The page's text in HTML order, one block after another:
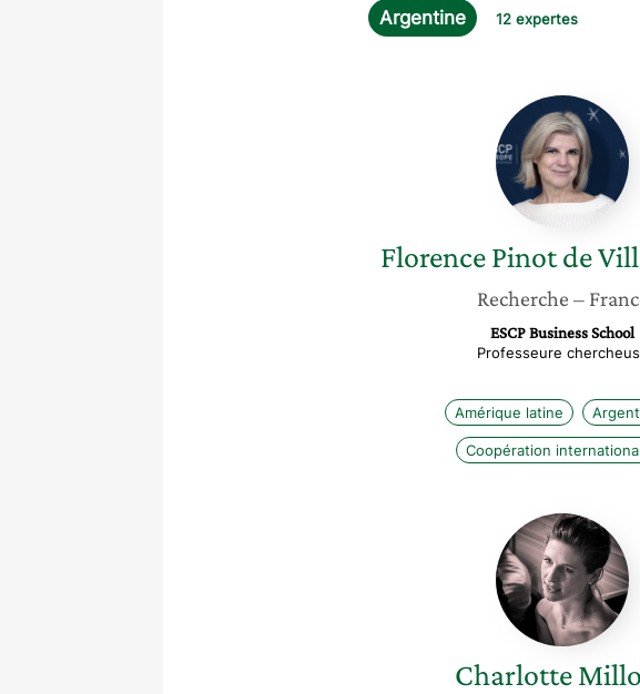
Argentine 12 expertes
Florence
Pinot
de
FlorencePinot de
Recherche –
ESCP Business School
Professeure
Amérique latine
Coopération
Charlotte
Millour
Charlotte